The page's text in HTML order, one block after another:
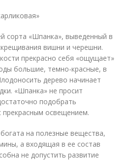
сорта «Шпанка», выведенный в
вишни и черешни.
прекрасно себя «ощущает»
большие, темно-красные, в
дерево начинает
«Шпанка» не просит
подобрать
прекрасным освещением.
на полезные вещества,
а входящая в ее состав
не допустить развитие